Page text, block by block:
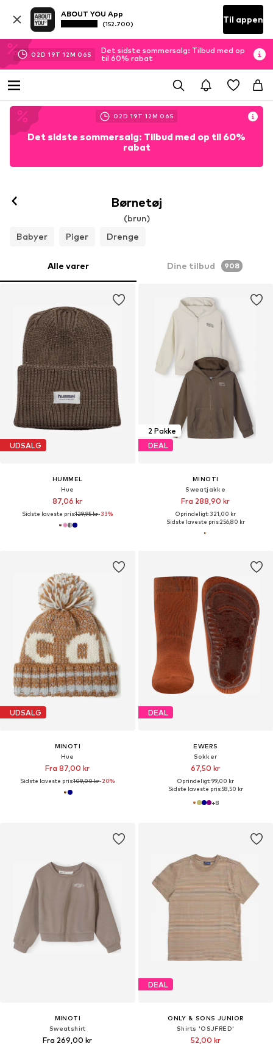
ABOUT YOU App
(152.700) Til appen
02D 19T 12M 04S
Det sidste sommersalg: Tilbud med op
til 60% rabat
02D 19T 12M 04S
Det sidste sommersalg: Tilbud med op til 60%
rabat
Børnetøj
(brun)
Babyer
Piger Drenge
Alle varer Dine tilbud 908
UDSALG
HUMMEL
Hue
87,06 kr
Sidste laveste pris:129,95 kr-33%
2 Pakke
DEAL
MINOTI
Sweatjakke
Fra 288,90 kr
Oprindeligt: 321,00 kr
Sidste laveste pris:256,80 kr
UDSALG
MINOTI
Hue
Fra 87,00 kr
Sidste laveste pris:109,00 kr-20%
DEAL
EWERS
Sokker
67,50 kr
Oprindeligt: 99,00 kr
Sidste laveste pris:58,50 kr
+8
MINOTI
Sweatshirt
Fra 269,00 kr
DEAL
ONLY & SONS JUNIOR
Shirts 'OSJFRED'
52,00 kr